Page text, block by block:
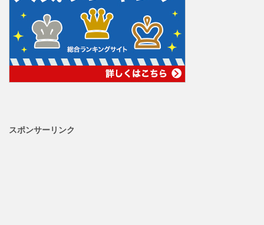
スポンサーリンク